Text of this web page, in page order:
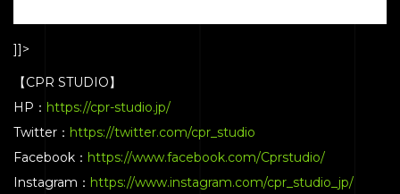
]]>
【CPR STUDIO】
HP： https://cpr-studio.jp/
Twitter： https://twitter.com/cpr_studio
Facebook： https://www.facebook.com/Cprstudio/
Instagram： https://www.instagram.com/cpr_studio_jp/